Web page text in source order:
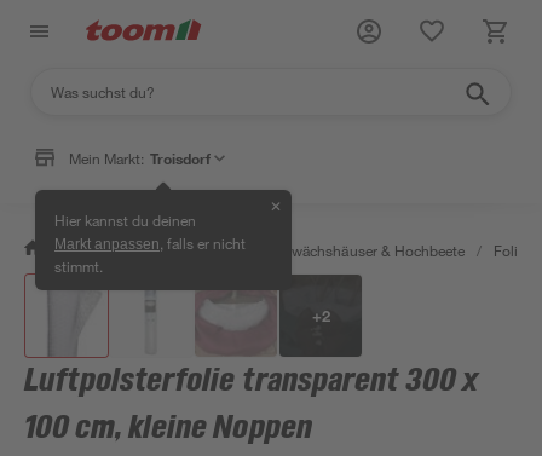
Mein Markt: Troisdorf
Hier kannst du deinen
Markt anpassen , falls er nicht
stimmt.
✕
/ Garten & Freizeit / Anzucht, Gewächshäuser & Hochbeete / Folien
+2
Luftpolsterfolie transparent 300 x
100 cm, kleine Noppen